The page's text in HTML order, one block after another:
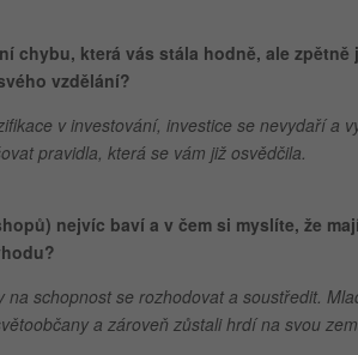
chybu, která vás stála hodně, ale zpětně
vzdělání?
v investování, investice se nevydaří a
pravidla, která se vám již osvědčila.
nejvíc baví a v čem si myslíte, že
schopnost se rozhodovat a soustředit.
a zároveň zůstali hrdí na svou